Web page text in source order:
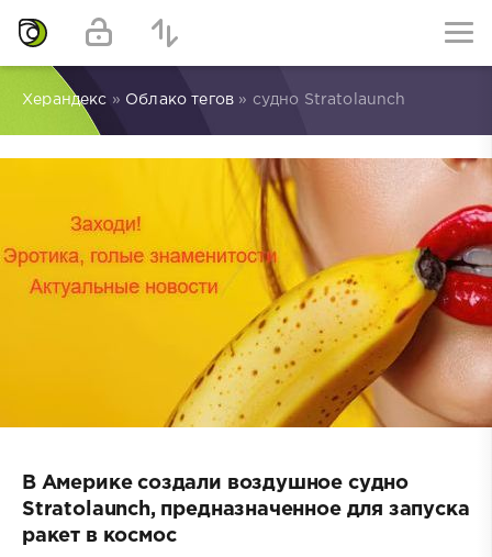
Херандекс » Облако тегов » судно Stratolaunch
В Америке создали воздушное судно
Stratolaunch, предназначенное для запуска
ракет в космос